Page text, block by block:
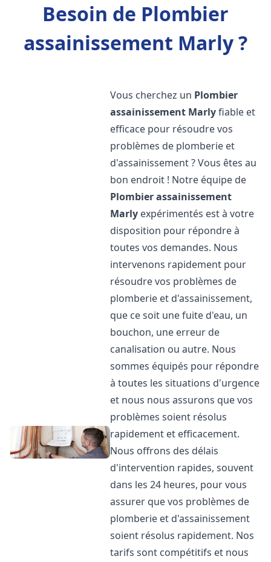
Besoin de Plombier
assainissement Marly ?
Vous cherchez un Plombier
assainissement Marlyfiable et
efficace pour résoudre vos
problèmes de plomberie et
d'assainissement ? Vous êtes au
bon endroit ! Notre équipe de
Plombier assainissement
Marly expérimentés est à votre
disposition pour répondre à
toutes vos demandes. Nous
intervenons rapidement pour
résoudre vos problèmes de
plomberie et d'assainissement,
que ce soit une fuite d'eau, un
bouchon, une erreur de
canalisation ou autre. Nous
sommes équipés pour répondre
à toutes les situations d'urgence
et nous nous assurons que vos
problèmes soient résolus
rapidement et efficacement.
Nous offrons des délais
d'intervention rapides, souvent
dans les 24 heures, pour vous
assurer que vos problèmes de
plomberie et d'assainissement
soient résolus rapidement. Nos
tarifs sont compétitifs et nous